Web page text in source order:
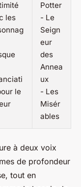
les
le
Potter
- Le
Seign
eur
des
Annea
ux
- Les
Misér
ables
à deux voix
de profondeur
tout en